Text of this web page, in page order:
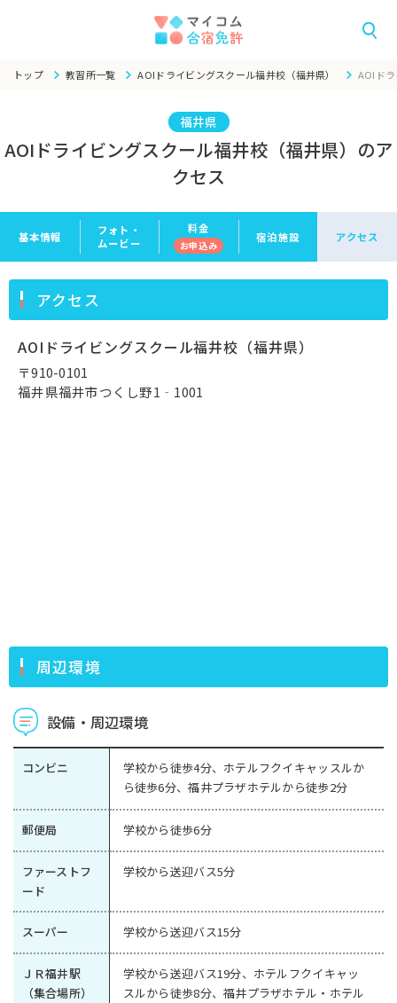
トップ 教習所一覧 AOIドライビングスクール福井校（福井県） AOIド
福井県
AOIドライビングスクール福井校（福井県）のア
クセス
基本情報
フォト・
ムービー
料金
お申込み
宿泊施設 アクセス
アクセス
AOIドライビングスクール福井校（福井県）
〒910-0101
福井県福井市つくし野1‐1001
周辺環境
設備・周辺環境
コンビニ
学校から徒歩4分、ホテルフクイキャッスルか
ら徒歩6分、福井プラザホテルから徒歩2分
郵便局 学校から徒歩6分
ファーストフ
ード
学校から送迎バス5分
スーパー 学校から送迎バス15分
ＪＲ福井駅
（集合場所）
学校から送迎バス19分、ホテルフクイキャッ
スルから徒歩8分、福井プラザホテル・ホテル